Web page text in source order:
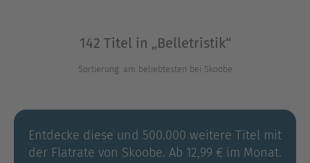
142 Titel in „Belletristik“
Sortierung: am beliebtesten bei Skoobe
Entdecke diese und 500.000 weitere Titel mit
der Flatrate von Skoobe. Ab 12,99 € im Monat.